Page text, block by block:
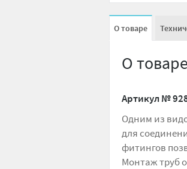
О товаре
О товаре
Артикул №
Одним из
для
фитингов
Монтаж труб